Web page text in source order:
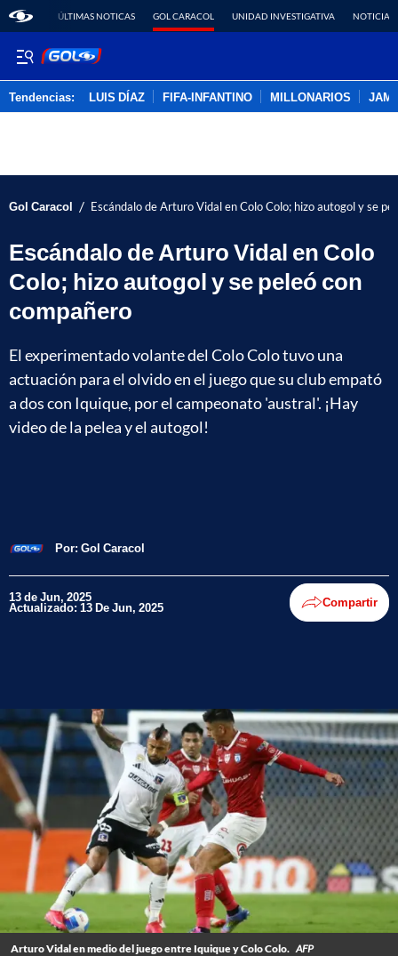
ÚLTIMAS NOTICAS GOL CARACOL UNIDAD INVESTIGATIVA NOTICIAS
Tendencias: LUIS DÍAZ FIFA-INFANTINO MILLONARIOS
Gol Caracol / Escándalo de Arturo Vidal en Colo Colo; hizo autogol y se
Escándalo de Arturo Vidal en Colo
Colo; hizo autogol y se peleó con
compañero
El experimentado volante del Colo Colo tuvo una
actuación para el olvido en el juego que su club empató
a dos con Iquique, por el campeonato 'austral'. ¡Hay
video de la pelea y el autogol!
Por: Gol Caracol
13 de Jun, 2025
Actualizado: 13 De Jun, 2025 Compartir
Arturo Vidal en medio del juego entre Iquique y Colo Colo. AFP